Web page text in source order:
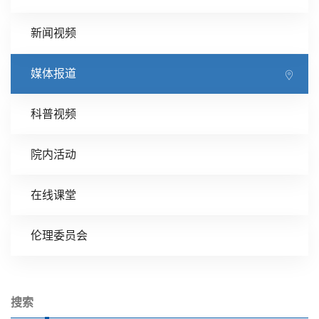
新闻视频
媒体报道
科普视频
院内活动
在线课堂
伦理委员会
搜索